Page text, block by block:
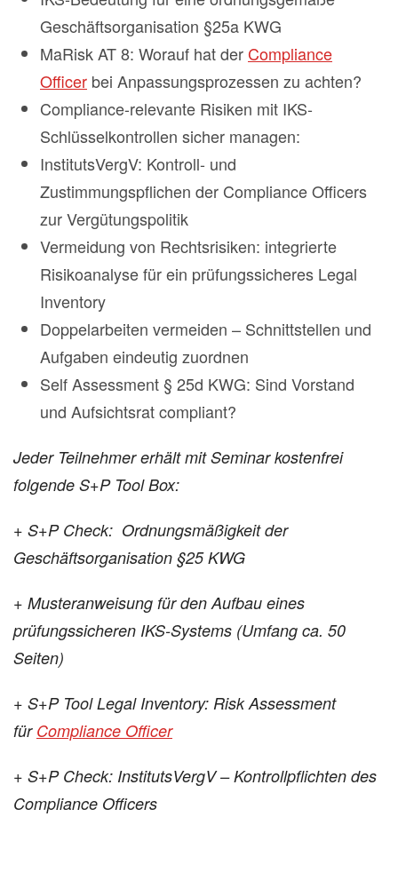
Geschäftsorganisation §25a KWG
MaRisk AT 8: Worauf hat der Compliance
Officer bei Anpassungsprozessen zu achten?
Compliance-relevante Risiken mit IKS-
Schlüsselkontrollen sicher managen:
InstitutsVergV: Kontroll- und
Zustimmungspflichen der Compliance Officers
zur Vergütungspolitik
Vermeidung von Rechtsrisiken: integrierte
Risikoanalyse für ein prüfungssicheres Legal
Inventory
Doppelarbeiten vermeiden – Schnittstellen und
Aufgaben eindeutig zuordnen
Self Assessment § 25d KWG: Sind Vorstand
und Aufsichtsrat compliant?
Jeder Teilnehmer erhält mit Seminar kostenfrei
folgende S+P Tool Box:
+ S+P Check: Ordnungsmäßigkeit der
Geschäftsorganisation §25 KWG
+ Musteranweisung für den Aufbau eines
prüfungssicheren IKS-Systems (Umfang ca. 50
Seiten)
+ S+P Tool Legal Inventory: Risk Assessment
für Compliance Officer
+ S+P Check: InstitutsVergV – Kontrollpflichten des
Compliance Officers